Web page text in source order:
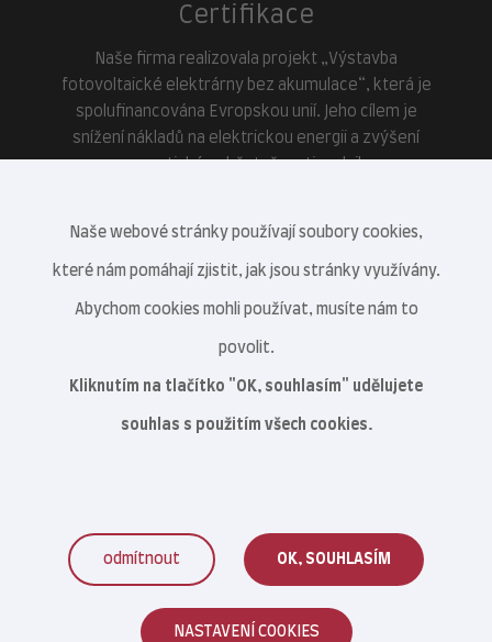
Certifikace
Naše firma realizovala projekt „Výstavba
fotovoltaické elektrárny bez akumulace“, která je
spolufinancována Evropskou unií. Jeho cílem je
snížení nákladů na elektrickou energii a zvýšení
Veterinární centrum s.r.o. © 2021–2026
Naše webové stránky používají soubory cookies,
které nám pomáhají zjistit, jak jsou stránky využívány.
Abychom cookies mohli používat, musíte nám to
povolit.
Kliknutím na tlačítko "OK, souhlasím" udělujete
souhlas s použitím všech cookies.
odmítnout OK, SOUHLASÍM
NASTAVENÍ COOKIES